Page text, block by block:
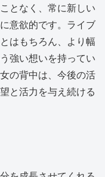
となく、常に新しい
意欲的です。ライブ
はもちろん、より幅
強い想いを持ってい
の背中は、今後の活
と活力を与え続ける